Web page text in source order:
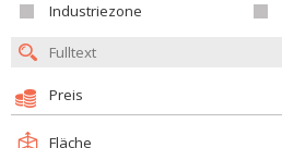
Industriezone
Preis
Fläche